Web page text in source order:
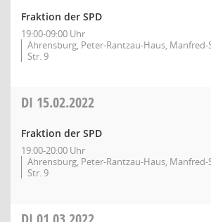
Fraktion der SPD
19:00-09:00 Uhr
Ahrensburg, Peter-Rantzau-Haus, Manfred-
Str. 9
DI 15.02.2022
Fraktion der SPD
19:00-20:00 Uhr
Ahrensburg, Peter-Rantzau-Haus, Manfred-
Str. 9